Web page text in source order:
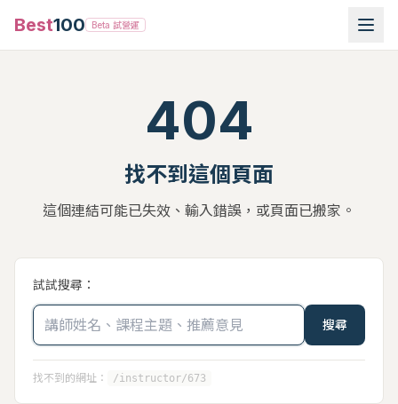
Best100 Beta 試營運
404
找不到這個頁面
這個連結可能已失效、輸入錯誤，或頁面已搬家。
試試搜尋：
搜尋
找不到的網址： /instructor/673